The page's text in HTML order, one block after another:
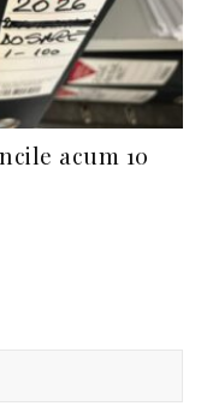
acum 10